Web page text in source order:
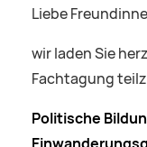
Liebe
wir laden Sie
Fachtagung
Politische